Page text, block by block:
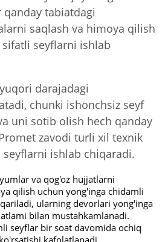
tabiatdagi
saqlash va himoya qilish
seyflarni ishlab
darajadagi
chunki ishonchsiz seyf
uni sotib olish hech qanday
zavodi turli xil texnik
seyflarni ishlab chiqaradi.
va qog'oz hujjatlarni
qilish uchun yong'inga chidamli
ularning devorlari yong'inga
bilan mustahkamlanadi.
seyflar bir soat davomida ochiq
kafolatlanadi.